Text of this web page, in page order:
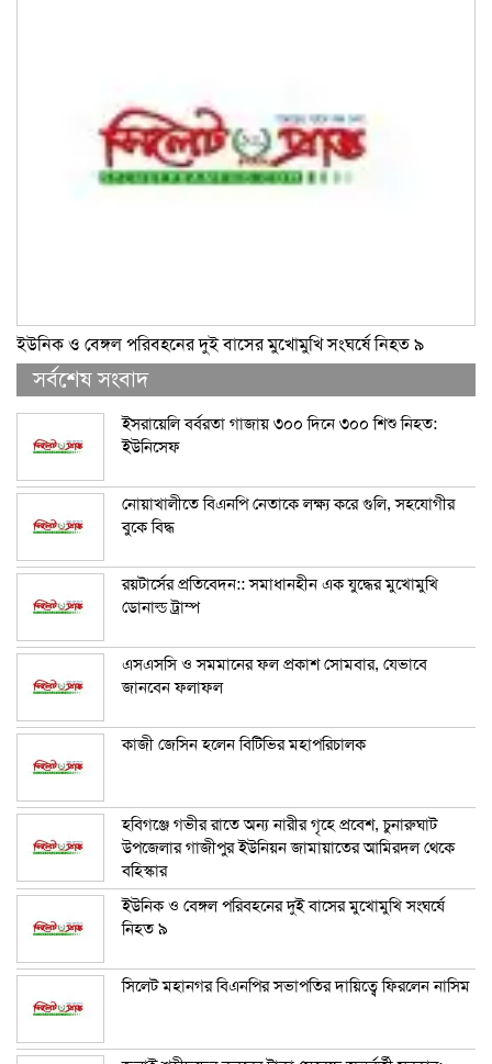
ইউনিক ও বেঙ্গল পরিবহনের দুই বাসের মুখোমুখি সংঘর্ষে নিহত ৯
সর্বশেষ সংবাদ
ইসরায়েলি বর্বরতা গাজায় ৩০০ দিনে ৩০০ শিশু নিহত:
ইউনিসেফ
নোয়াখালীতে বিএনপি নেতাকে লক্ষ্য করে গুলি, সহযোগীর
বুকে বিদ্ধ
রয়টার্সের প্রতিবেদন:: সমাধানহীন এক যুদ্ধের মুখোমুখি
ডোনাল্ড ট্রাম্প
এসএসসি ও সমমানের ফল প্রকাশ সোমবার, যেভাবে
জানবেন ফলাফল
কাজী জেসিন হলেন বিটিভির মহাপরিচালক
হবিগঞ্জে গভীর রাতে অন্য নারীর গৃহে প্রবেশ, চুনারুঘাট
উপজেলার গাজীপুর ইউনিয়ন জামায়াতের আমিরদল থেকে
বহিস্কার
ইউনিক ও বেঙ্গল পরিবহনের দুই বাসের মুখোমুখি সংঘর্ষে
নিহত ৯
সিলেট মহানগর বিএনপির সভাপতির দায়িত্বে ফিরলেন নাসিম